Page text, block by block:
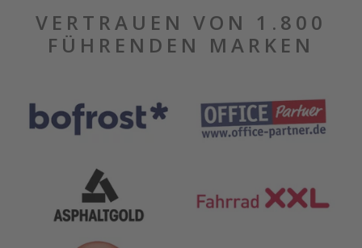
VERTRAUEN VON 1.800
FÜHRENDEN MARKEN